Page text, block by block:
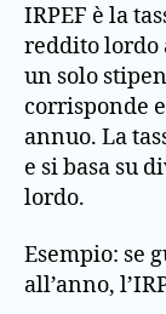
IRPEF è la
reddito lordo
un solo
corrisponde
annuo. La
e si basa su
lordo.
Esempio: se
all’anno,